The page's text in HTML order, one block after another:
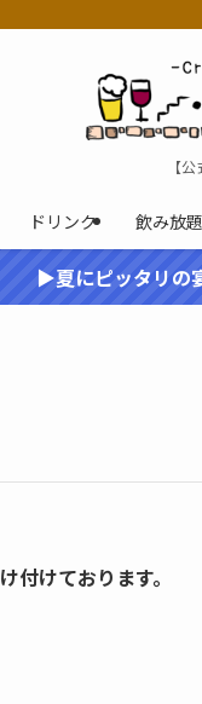
【
ドリンク 飲み放
▶夏にピッタリの
付けております。